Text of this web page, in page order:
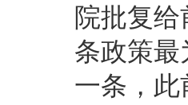
院批复
条政策
一条，